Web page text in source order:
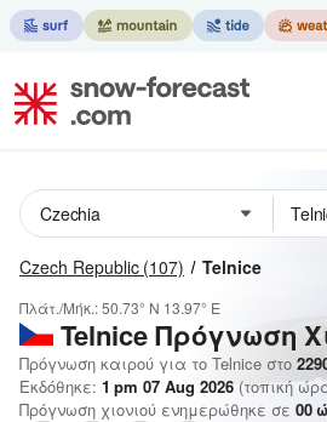
Czech Republic (107) Telnice
Πλάτ./Μήκ.:50.73° N 13.97° E
TelniceΠρόγνωση
Πρόγνωση καιρού για το Telnice στο
Εκδόθηκε: 1 pm 07 Aug 2026 (τοπική
Πρόγνωση χιονιού ενημερώθηκε σε 00